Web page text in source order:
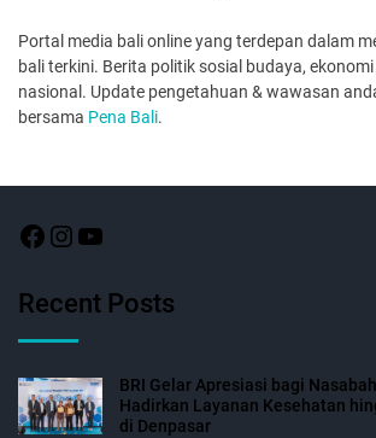
Portal media bali online yang terdepan dalam
bali terkini. Berita politik sosial budaya,
nasional. Update pengetahuan & wawasan
bersama Pena Bali.
Recent Posts
BRI Gelar Apresiasi bagi
Hadirkan Layanan Kesehatan
di Denpasar